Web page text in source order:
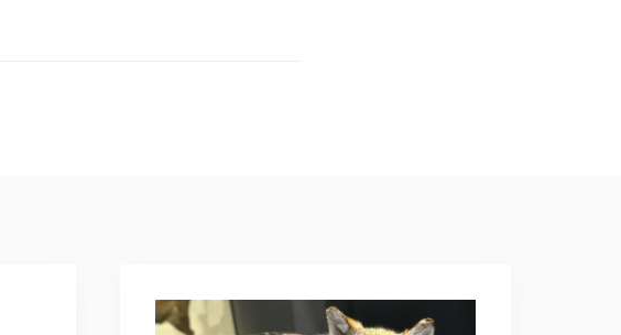
Mehr zu Filmprogramm